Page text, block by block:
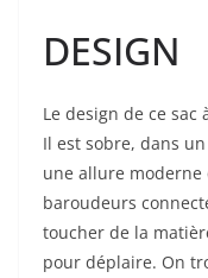
DESIGN
Le design de ce
Il est sobre, dans
une allure moderne
baroudeurs
toucher de la
pour déplaire. On